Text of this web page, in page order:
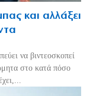
και αλλάξει
να βιντεοσκοπεί
στο κατά πόσο